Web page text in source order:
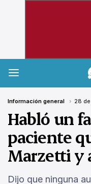
Información general 28
Habló un
paciente
Marzetti y
Dijo que ninguna